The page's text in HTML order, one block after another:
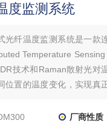
度监测系统
光纤温度监测系统是一款
Temperature Sensing
技术和Raman散射光对
位置的温度变化，实现真
厂商性质